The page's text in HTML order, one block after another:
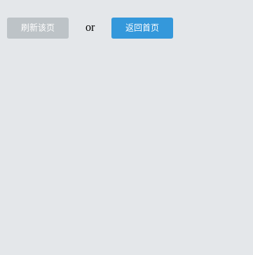
刷新该页 or 返回首页